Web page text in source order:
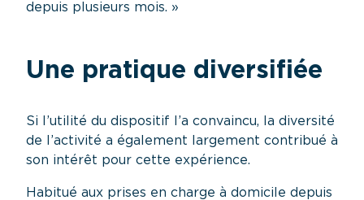
depuis plusieurs mois. »
Une pratique diversifiée
Si l’utilité du dispositif l’a convaincu, la diversité
de l’activité a également largement contribué à
son intérêt pour cette expérience.
Habitué aux prises en charge à domicile depuis